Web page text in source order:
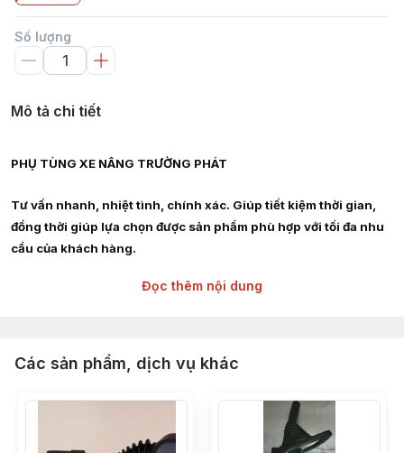
Số lượng
Mô tả chi tiết
PHỤ TÙNG XE NÂNG TRƯỜNG PHÁT
Tư vấn nhanh, nhiệt tình, chính xác. Giúp tiết kiệm thời gian,
đồng thời giúp lựa chọn được sản phẩm phù hợp với tối đa nhu
cầu của khách hàng.
Giao hàng siêu tốc nội thành HCM, Hà Nội, Bình Dương, Đồng
Phụ tùng, linh kiện, chi tiết kỹ thuật xe nâng hàng các hãng :
TOYOTA, TCM, MITSUBISHI, KOMAT'SU, HELI, HANGCHA,
YALE, SUMITOMO, EP, SHINKO, NISSAN, YANMAR, DAEWOO,
HYUNDAI, SAMSUNG, CLARK, HYSTER, NICHIYU, LINDE,
Đọc thêm nội dung
Các sản phẩm, dịch vụ khác